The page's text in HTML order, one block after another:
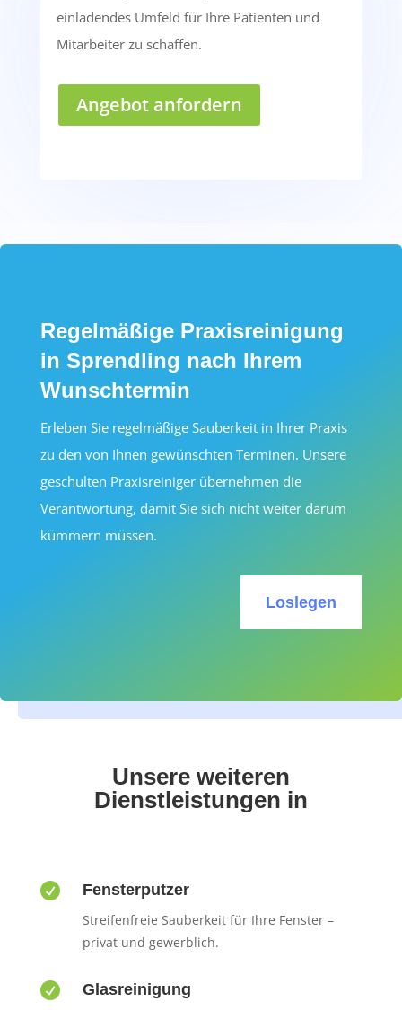
einladendes Umfeld für Ihre Patienten und
Mitarbeiter zu schaffen.
Angebot anfordern
Regelmäßige Praxisreinigung
in Sprendling nach Ihrem
Wunschtermin
Erleben Sie regelmäßige Sauberkeit in Ihrer Praxis
zu den von Ihnen gewünschten Terminen. Unsere
geschulten Praxisreiniger übernehmen die
Verantwortung, damit Sie sich nicht weiter darum
kümmern müssen.
Loslegen
Unsere weiteren
Dienstleistungen in
 Fensterputzer
Streifenfreie Sauberkeit für Ihre Fenster –
privat und gewerblich.
 Glasreinigung